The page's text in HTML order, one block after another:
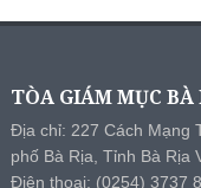
TÒA GIÁM MỤC BÀ
Địa chỉ: 227 Cách Mạng
phố Bà Rịa, Tỉnh Bà Rịa
Điện thoại: (0254) 3737